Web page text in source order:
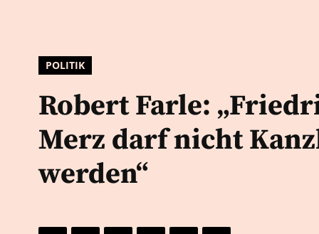
POLITIK
Robert Farle:
Merz darf nicht
werden“